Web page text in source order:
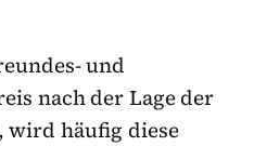
und
nach der Lage der
wird häufig diese